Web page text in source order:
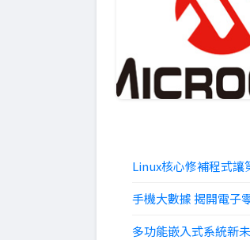
Linux核心修補程式讓
手機大數據 揭開電子
多功能嵌入式系統新